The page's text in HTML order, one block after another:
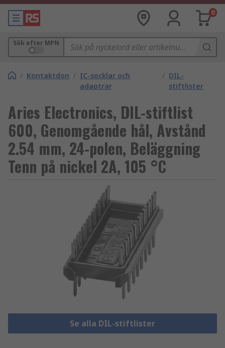
0
Sök efter MPN
/ Kontaktdon / IC-socklar och
adaptrar
/ DIL-
stiftlister
Aries Electronics, DIL-stiftlist
600, Genomgående hål, Avstånd
2.54 mm, 24-polen, Beläggning
Tenn på nickel 2A, 105 °C
Se alla DIL-stiftlister